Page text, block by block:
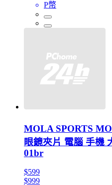
P幣
MOLA SPORTS
眼鏡夾片 電腦 手機
01br
$599
$999